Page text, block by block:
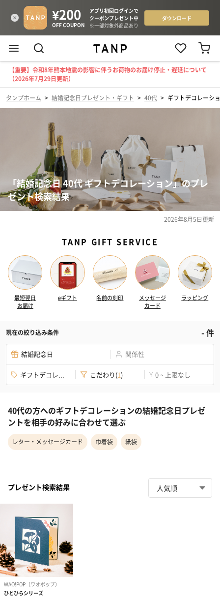
【重要】令和8年熊本地震の影響に伴うお荷物のお届け停止・遅延について
（2026年7月29日更新）
タンプホーム > 結婚記念日プレゼント・ギフト > 40代 > ギフトデコレーシ
「結婚記念日 40代 ギフトデコレーション」のプレ
ゼント検索結果
2026年8月5日更新
TANP GIFT SERVICE
最短翌日
お届け
eギフト 名前の刻印
メッセージ
カード
ラッピング
現在の絞り込み条件 -件
結婚記念日 関係性
ギフトデコレ... こだわり(1) ¥ 0 ~ 上限なし
40代の方へのギフトデコレーションの結婚記念日プレゼ
ントを相手の好みに合わせて選ぶ
レター・メッセージカード 巾着袋 紙袋
プレゼント検索結果